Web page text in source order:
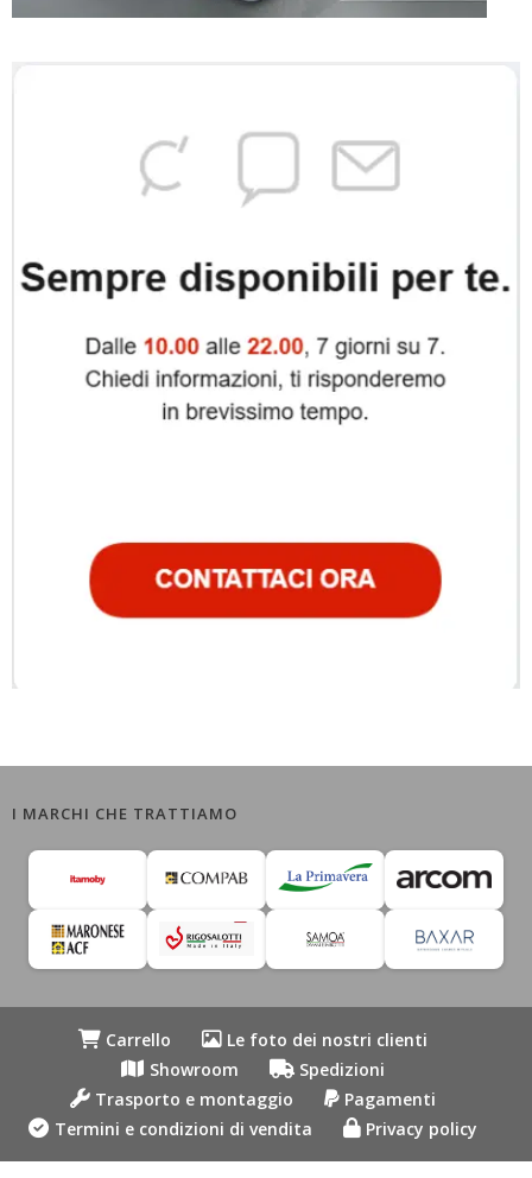
I MARCHI CHE TRATTIAMO
Carrello
Le foto dei nostri clienti
Showroom
Spedizioni
Trasporto e montaggio
Pagamenti
Termini e condizioni di vendita
Privacy policy